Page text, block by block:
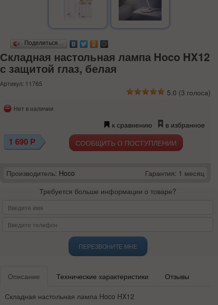
Поделиться…
Складная настольная лампа Hoco HX12
с защитой глаз, белая
Артикул: 11765
5.0 (3 голоса)
Нет в наличии
к сравнению в избранное
1 690 Р СООБЩИТЬ О ПОСТУПЛЕНИИ
Производитель: Hoco
Гарантия: 1 месяц
Требуется больше информации о товаре?
ПЕРЕЗВОНИТЕ МНЕ
Описание Технические характеристики Отзывы
Складная настольная лампа Hoco HX12